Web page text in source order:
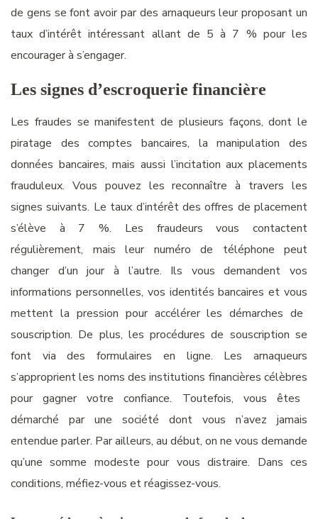
de gens se font avoir par des arnaqueurs leur proposant un
taux d’intérêt intéressant allant de 5 à 7 % pour les
encourager à s’engager.
Les signes d’escroquerie financière
Les fraudes se manifestent de plusieurs façons, dont le
piratage des comptes bancaires, la manipulation des
données bancaires, mais aussi l’incitation aux placements
frauduleux. Vous pouvez lesreconnaître à travers les
signes suivants. Le taux d’intérêt des offres de placement
s’élève à 7 %. Les fraudeurs vous contactent
régulièrement, mais leur numéro de téléphone peut
changer d’un jour à l’autre. Ils vous demandent vos
informations personnelles, vos identités bancaires et vous
mettent la pression pour accélérerles démarches de
souscription. De plus, les procédures de souscription se
font viades formulaires en ligne. Les arnaqueurs
s’approprient les noms des institutions financières célèbres
pour gagner votre confiance. Toutefois, vous êtes
démarché par une société dont vous n’avez jamais
entendue parler. Par ailleurs, au début, on ne vous demande
qu’une somme modeste pour vous distraire. Dans ces
conditions, méfiez-vous et réagissez-vous.